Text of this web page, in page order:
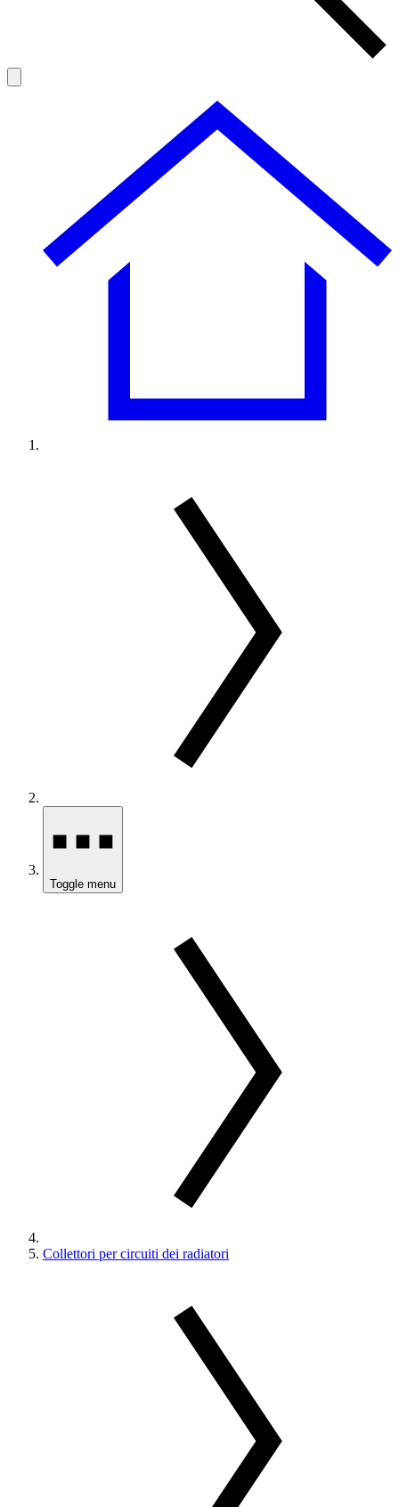
Toggle menu
Collettori per circuiti dei radiatori